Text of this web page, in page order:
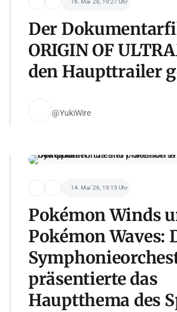
16. Mai '26, 19:27 Uhr
Der
ORIGIN OF
den Haupttrailer
@YukiWire
14. Mai '26, 19:15 Uhr
Pokémon Winds
Pokémon Waves:
präsentierte das
Hauptthema des